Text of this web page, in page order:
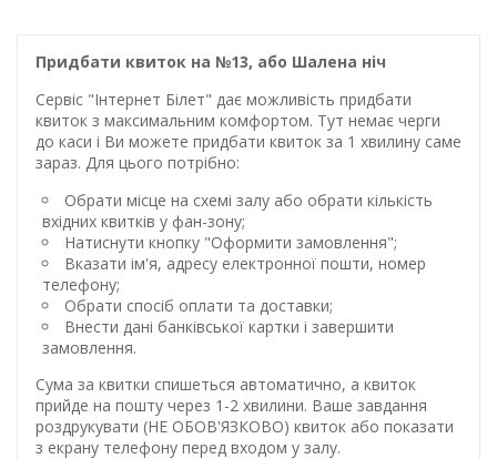
Придбати квиток на №13, або Шалена ніч
Сервіс "Інтернет Білет" дає можливість придбати
квиток з максимальним комфортом. Тут немає черги
до каси і Ви можете придбати квиток за 1 хвилину саме
зараз. Для цього потрібно:
Обрати місце на схемі залу або обрати кількість
вхідних квитків у фан-зону;
Натиснути кнопку "Оформити замовлення";
Вказати ім'я, адресу електронної пошти, номер
телефону;
Обрати спосіб оплати та доставки;
Внести дані банківської картки і завершити
замовлення.
Сума за квитки спишеться автоматично, а квиток
прийде на пошту через 1-2 хвилини. Ваше завдання
роздрукувати (НЕ ОБОВ'ЯЗКОВО) квиток або показати
з екрану телефону перед входом у залу.